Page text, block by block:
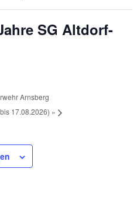
SG Altdorf-
Arnsberg
17.08.2026) »